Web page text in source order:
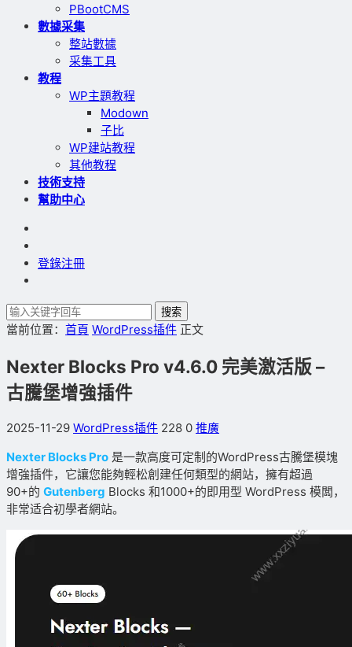
PBootCMS
數據采集
整站數據
采集工具
教程
WP主題教程
Modown
子比
WP建站教程
其他教程
技術支持
幫助中心
登錄注冊
搜索
當前位置： 首頁 WordPress插件 正文
Nexter Blocks Pro v4.6.0 完美激活版 –
古騰堡增強插件
2025-11-29 WordPress插件 228 0 推廣
Nexter Blocks Pro 是一款高度可定制的WordPress古騰堡模塊
增強插件，它讓您能夠輕松創建任何類型的網站，擁有超過
90+的 Gutenberg Blocks 和1000+的即用型 WordPress 模闆，
非常适合初學者網站。